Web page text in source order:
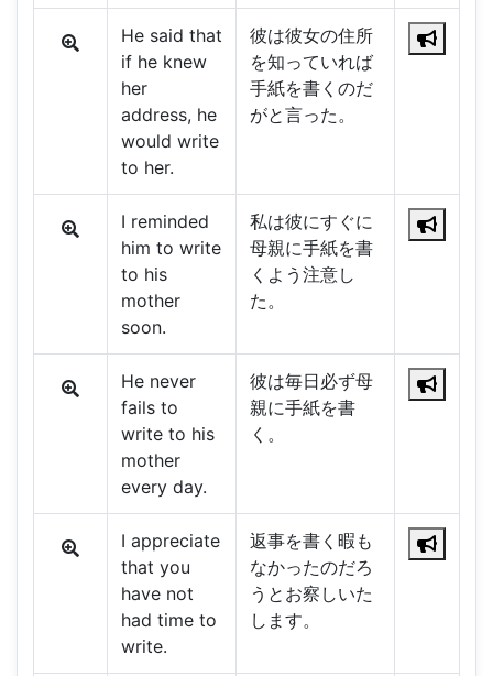
He said that
if he knew
her
address, he
would write
to her.
彼は彼女の住所
を知っていれば
手紙を書くのだ
がと言った。
I reminded
him to write
to his
mother
soon.
私は彼にすぐに
母親に手紙を書
くよう注意し
た。
He never
fails to
write to his
mother
every day.
彼は毎日必ず母
親に手紙を書
く。
I appreciate
that you
have not
had time to
write.
返事を書く暇も
なかったのだろ
うとお察しいた
します。